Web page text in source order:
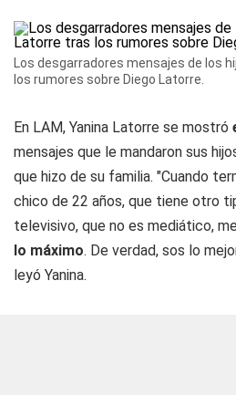
Los desgarradores mensajes de los
los rumores sobre Diego Latorre.
En LAM, Yanina Latorre se mostró
mensajes que le mandaron sus
que hizo de su familia. "Cuando
chico de 22 años, que tiene otro
televisivo, que no es mediático,
lo máximo. De verdad, sos lo
leyó Yanina.